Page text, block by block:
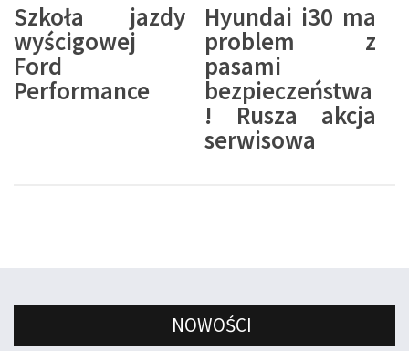
Szkoła jazdy
wyścigowej
Ford
Performance
Hyundai i30 ma
problem z
pasami
bezpieczeństwa
! Rusza akcja
serwisowa
NOWOŚCI